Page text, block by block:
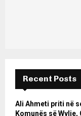
Recent Posts
Ali Ahmeti priti në
Komunës së